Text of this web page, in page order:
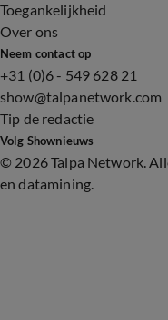
Toegankelijkheid
Over ons
Neem contact op
+31 (0)6 - 549 628 21
show@talpanetwork.com
Tip de redactie
Volg Shownieuws
© 2026 Talpa Network.
en datamining.